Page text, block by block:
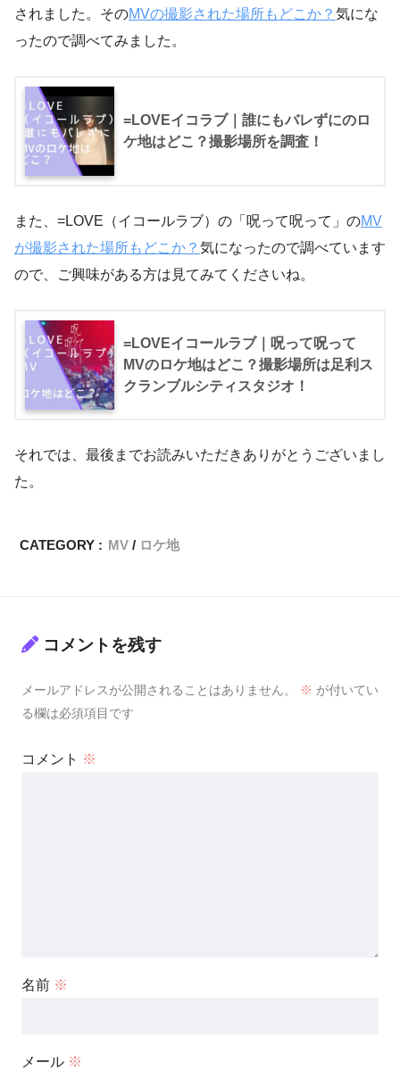
されました。そのMVの撮影された場所もどこか？ 気にな
ったので調べてみました。
=LOVEイコラブ｜誰にもバレずにのロ
ケ地はどこ？撮影場所を調査！
また、=LOVE（イコールラブ）の「呪って呪って」のMV
が撮影された場所もどこか？ 気になったので調べています
ので、ご興味がある方は見てみてくださいね。
=LOVEイコールラブ｜呪って呪って
MVのロケ地はどこ？撮影場所は足利ス
クランブルシティスタジオ！
それでは、最後までお読みいただきありがとうございまし
た。
CATEGORY : MV ロケ地
コメントを残す
メールアドレスが公開されることはありません。 ※ が付いてい
る欄は必須項目です
コメント ※
名前 ※
メール ※